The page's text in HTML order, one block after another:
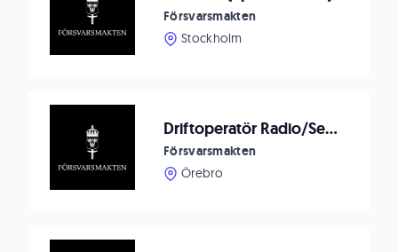
Försvarsmakten
Stockholm
Driftoperatör Radio/Sensor
Försvarsmakten
Örebro